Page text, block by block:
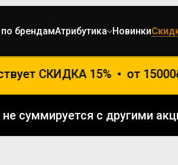
брендамАтрибутика Новинки
СКИДКА 15% от
не суммируется с другими